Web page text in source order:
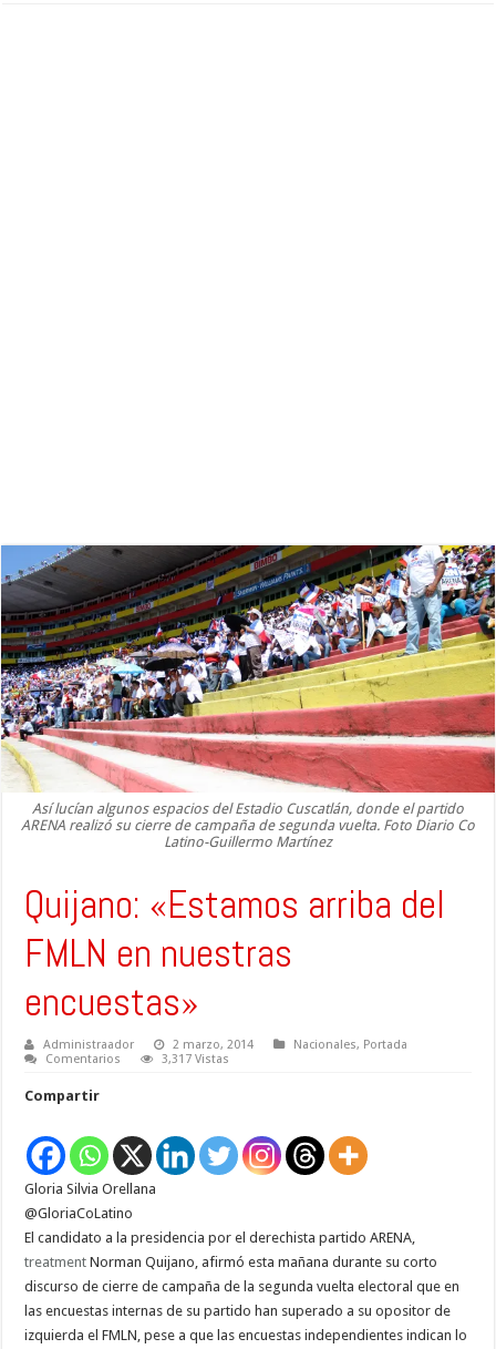
Así lucían algunos espacios del Estadio Cuscatlán, donde el partido
ARENA realizó su cierre de campaña de segunda vuelta. Foto Diario Co
Latino-Guillermo Martínez
Quijano: «Estamos arriba del
FMLN en nuestras
encuestas»
Administraador 2 marzo, 2014 Nacionales, Portada
Comentarios
3,317 Vistas
Compartir
Gloria Silvia Orellana
@GloriaCoLatino
El candidato a la presidencia por el derechista partido ARENA,
treatment Norman Quijano, afirmó esta mañana durante su corto
discurso de cierre de campaña de la segunda vuelta electoral que en
las encuestas internas de su partido han superado a su opositor de
izquierda el FMLN, pese a que las encuestas independientes indican lo